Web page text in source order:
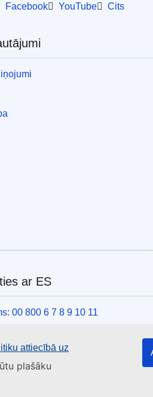
attiecībā uz
plašāku
Facebook YouTube Cits
ar ES
00 800 6 7 8 9 10 11